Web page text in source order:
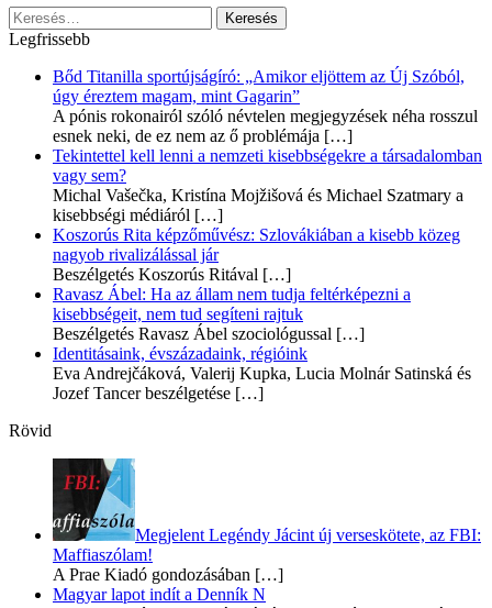
Keresés:
Legfrissebb
Bőd Titanilla sportújságíró: „Amikor eljöttem az Új Szóból,
úgy éreztem magam, mint Gagarin”
A pónis rokonairól szóló névtelen megjegyzések néha rosszul
esnek neki, de ez nem az ő problémája […]
Tekintettel kell lenni a nemzeti kisebbségekre a társadalomban
vagy sem?
Michal Vašečka, Kristína Mojžišová és Michael Szatmary a
kisebbségi médiáról […]
Koszorús Rita képzőművész: Szlovákiában a kisebb közeg
nagyob rivalizálással jár
Beszélgetés Koszorús Ritával […]
Ravasz Ábel: Ha az állam nem tudja feltérképezni a
kisebbségeit, nem tud segíteni rajtuk
Beszélgetés Ravasz Ábel szociológussal […]
Identitásaink, évszázadaink, régióink
Eva Andrejčáková, Valerij Kupka, Lucia Molnár Satinská és
Jozef Tancer beszélgetése […]
Rövid
Megjelent Legéndy Jácint új verseskötete, az FBI:
Maffiaszólam!
A Prae Kiadó gondozásában […]
Magyar lapot indít a Denník N